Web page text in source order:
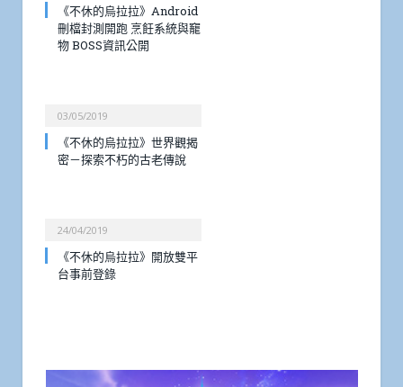
《不休的烏拉拉》Android
刪檔封測開跑 烹飪系統與竉
物 BOSS資訊公開
03/05/2019
《不休的烏拉拉》世界觀揭
密－探索不朽的古老傳說
24/04/2019
《不休的烏拉拉》開放雙平
台事前登錄